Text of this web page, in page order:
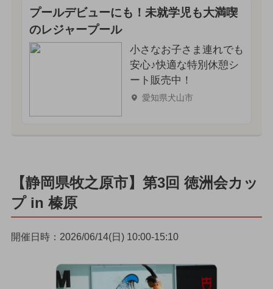
プールデビューにも！未就学児も大満喫
のレジャープール
小さなお子さま連れでも
安心♪快適な特別休憩シ
ート販売中！
愛知県犬山市
【静岡県牧之原市】第3回 徳洲会カッ
プ in 榛原
開催日時：2026/06/14(日) 10:00-15:10